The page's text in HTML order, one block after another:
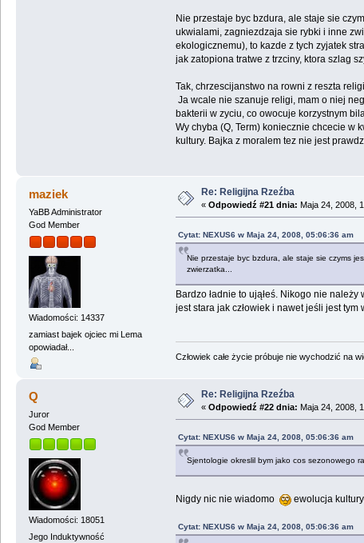
Nie przestaje byc bzdura, ale staje sie
ukwialami, zagniezdzaja sie rybki i inne
ekologicznemu), to kazde z tych zyjatek
jak zatopiona tratwe z trzciny, ktora szlag
Tak, chrzescijanstwo na rowni z reszta
Ja wcale nie szanuje religi, mam o niej
bakterii w zyciu, co owocuje korzystnym
Wy chyba (Q, Term) koniecznie chcecie w
kultury. Bajka z moralem tez nie jest
maziek
YaBB Administrator
God Member
Wiadomości: 14337
zamiast bajek ojciec mi Lema
opowiadał...
Re: Religijna Rzeźba
« Odpowiedź #21 dnia: Maja 24, 2008,
Cytat: NEXUS6 w Maja 24, 2008, 05:06:36 am
Nie przestaje byc bzdura, ale staje sie czyms
zwierzatka...
Bardzo ładnie to ująłeś. Nikogo nie
jest stara jak człowiek i nawet jeśli jest tym
Człowiek całe życie próbuje nie wychodzić na
Q
Juror
God Member
Wiadomości: 18051
Jego Induktywność
Re: Religijna Rzeźba
« Odpowiedź #22 dnia: Maja 24, 2008,
Cytat: NEXUS6 w Maja 24, 2008, 05:06:36 am
Sjentologie okreslil bym jako cos sezonowego
Nigdy nic nie wiadomo ewolucja kultury
Cytat: NEXUS6 w Maja 24, 2008, 05:06:36 am